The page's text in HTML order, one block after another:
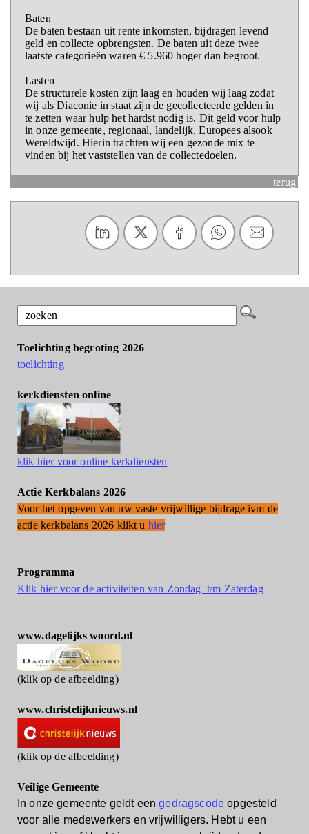
Baten
De baten bestaan uit rente inkomsten, bijdragen levend
geld en collecte opbrengsten. De baten uit deze twee
laatste categorieën waren € 5.960 hoger dan begroot.
Lasten
De structurele kosten zijn laag en houden wij laag zodat
wij als Diaconie in staat zijn de gecollecteerde gelden in
te zetten waar hulp het hardst nodig is. Dit geld voor hulp
in onze gemeente, regionaal, landelijk, Europees alsook
Wereldwijd. Hierin trachten wij een gezonde mix te
vinden bij het vaststellen van de collectedoelen.
terug
Toelichting begroting 2026
toelichting
kerkdiensten online
klik hier voor online kerkdiensten
Actie Kerkbalans 2026
Voor het opgeven van uw vaste vrijwillige bijdrage ivm de
actie kerkbalans 2026 klikt u hier
Programma
Klik hier voor de activiteiten van Zondag t/m Zaterdag
www.dagelijks woord.nl
(klik op de afbeelding)
www.christelijknieuws.nl
(klik op de afbeelding)
Veilige Gemeente
In onze gemeente geldt eengedragscodeopgesteld
voor alle medewerkers en vrijwilligers. Hebt u een